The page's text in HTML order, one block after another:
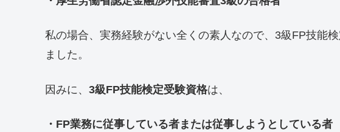
私の場合、実務経験がない全くの素人なので、3級FP技能
ました。
因みに、 3級FP技能検定受験資格は、
・FP業務に従事している者または従事しようとしている者